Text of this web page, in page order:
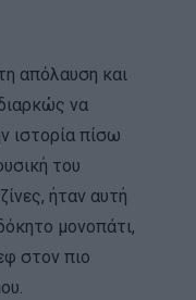
απόλαυση και
να
ιστορία πίσω
του
ήταν αυτή
μονοπάτι,
στον πιο